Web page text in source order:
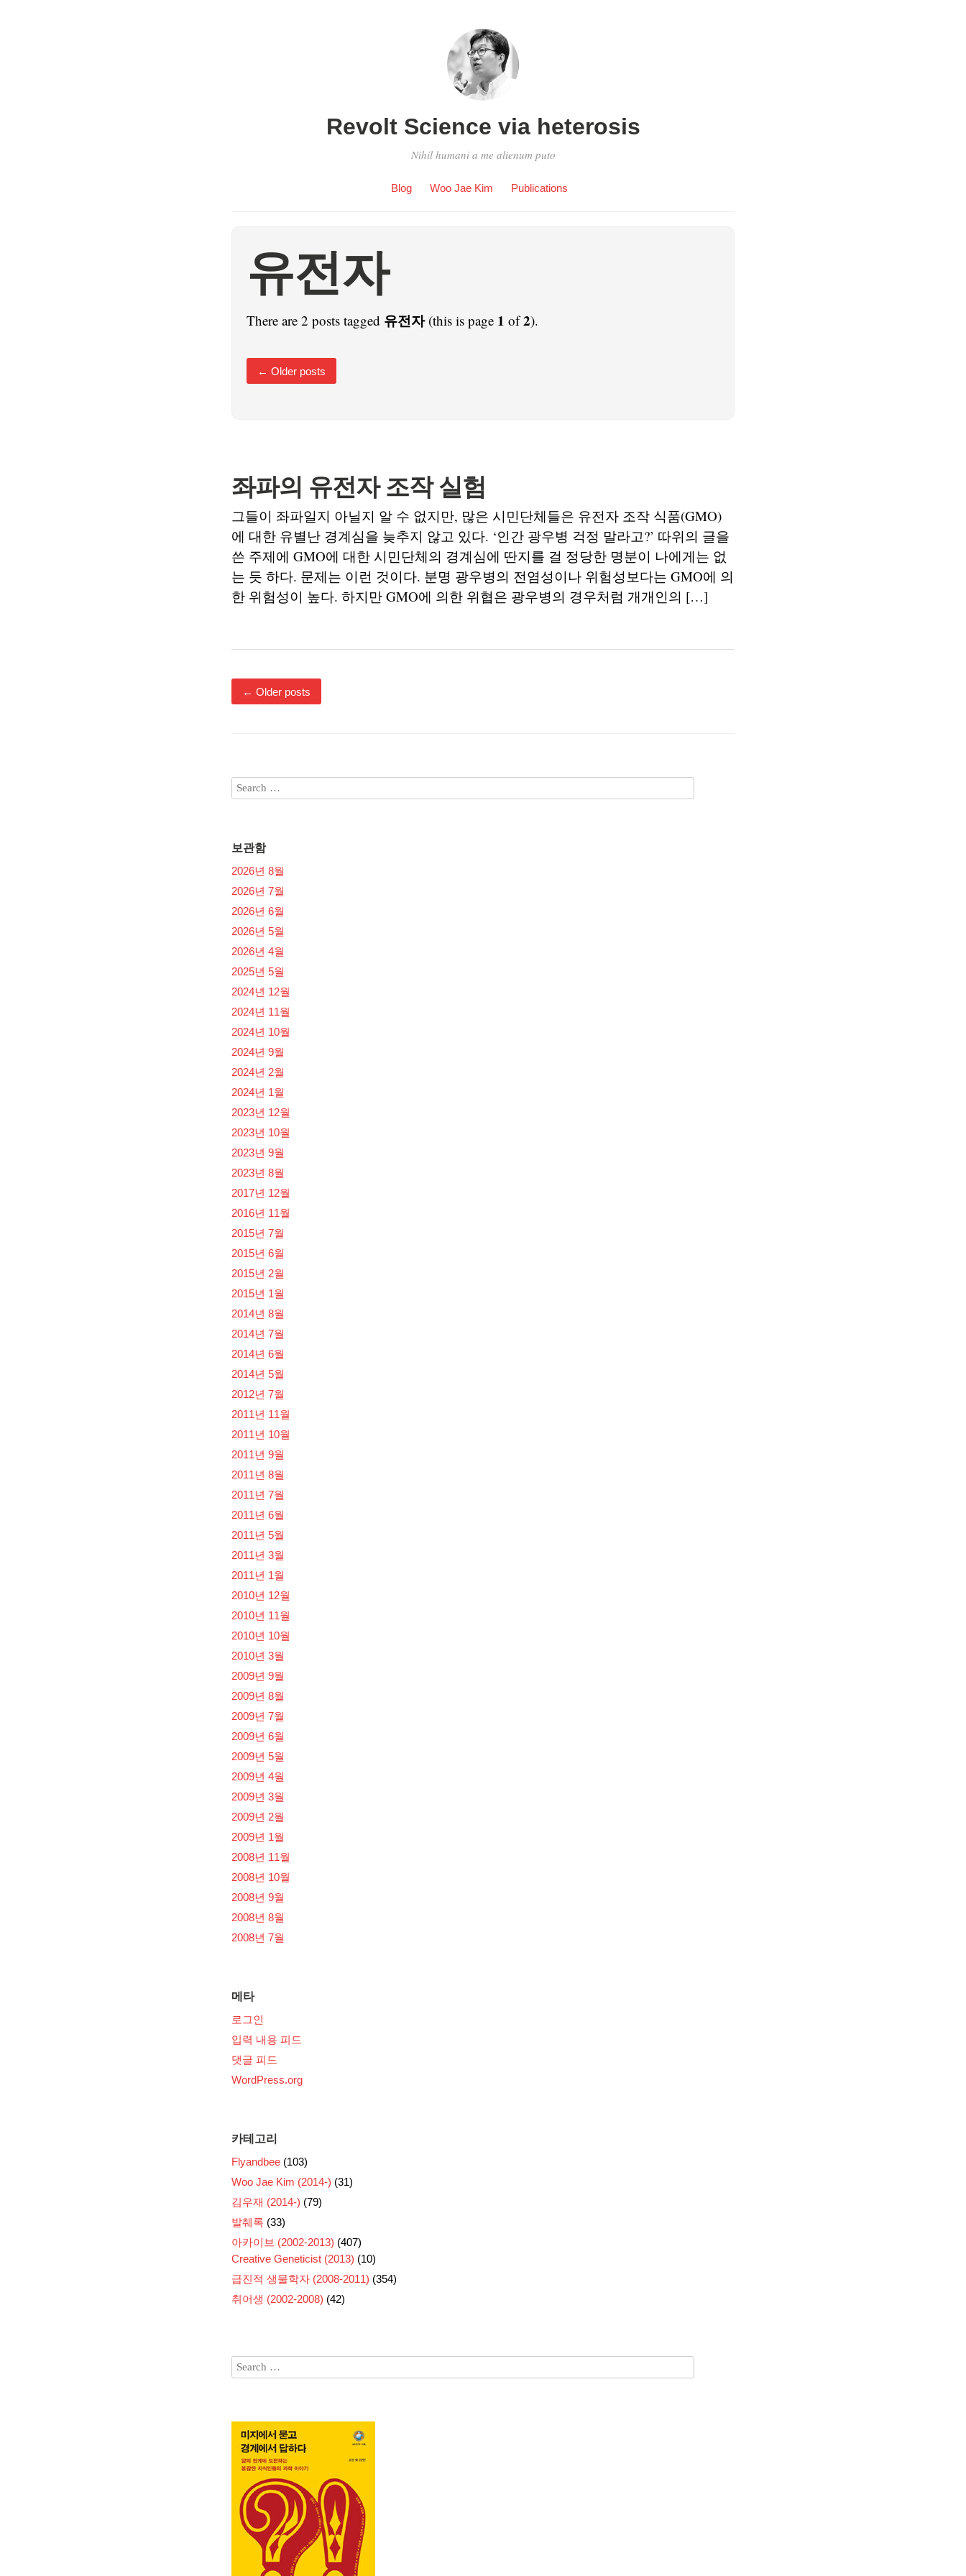
Revolt Science via heterosis
Nihil humani a me alienum puto
Blog Woo Jae Kim Publications
유전자
There are 2 posts tagged 유전자(this is page 1 of2).
← Older posts
좌파의 유전자 조작 실험
그들이 좌파일지 아닐지 알 수 없지만, 많은 시민단체들은 유전자 조작 식품(GMO)
에 대한 유별난 경계심을 늦추지 않고 있다. ‘인간 광우병 걱정 말라고?’ 따위의 글을
쓴 주제에 GMO에 대한 시민단체의 경계심에 딴지를 걸 정당한 명분이 나에게는 없
는 듯 하다. 문제는 이런 것이다. 분명 광우병의 전염성이나 위험성보다는 GMO에 의
한 위험성이 높다. 하지만 GMO에 의한 위협은 광우병의 경우처럼 개개인의 […]
← Older posts
보관함
2026년 8월
2026년 7월
2026년 6월
2026년 5월
2026년 4월
2025년 5월
2024년 12월
2024년 11월
2024년 10월
2024년 9월
2024년 2월
2024년 1월
2023년 12월
2023년 10월
2023년 9월
2023년 8월
2017년 12월
2016년 11월
2015년 7월
2015년 6월
2015년 2월
2015년 1월
2014년 8월
2014년 7월
2014년 6월
2014년 5월
2012년 7월
2011년 11월
2011년 10월
2011년 9월
2011년 8월
2011년 7월
2011년 6월
2011년 5월
2011년 3월
2011년 1월
2010년 12월
2010년 11월
2010년 10월
2010년 3월
2009년 9월
2009년 8월
2009년 7월
2009년 6월
2009년 5월
2009년 4월
2009년 3월
2009년 2월
2009년 1월
2008년 11월
2008년 10월
2008년 9월
2008년 8월
2008년 7월
메타
로그인
입력 내용 피드
댓글 피드
WordPress.org
카테고리
Flyandbee (103)
Woo Jae Kim (2014-) (31)
김우재 (2014-) (79)
발췌록 (33)
아카이브 (2002-2013) (407)
Creative Geneticist (2013) (10)
급진적 생물학자 (2008-2011) (354)
취어생 (2002-2008) (42)